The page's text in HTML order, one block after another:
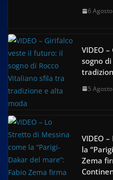
6
VIDEO
sogno
5
VIDEO
la
Zema